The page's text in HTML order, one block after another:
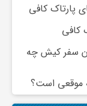
پارتاک کافی
کافی
سفر کیش چه
موقعی است؟